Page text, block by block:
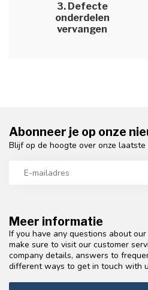
3. Defecte
onderdelen
vervangen
Meer informatie
If you have any questions about
make sure to visit our customer
company details, answers to
different ways to get in touch with
Abonneer je op onze
Blijf op de hoogte over onze laatste